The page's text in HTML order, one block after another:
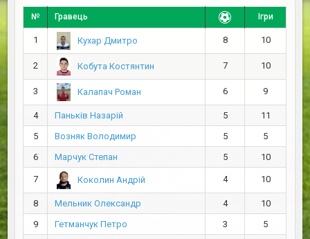
№ Гравець Ігри
1 Кухар Дмитро 8 10
2 Кобута Костянтин 7 10
3 Калапач Роман 6 9
4 Паньків Назарій 5
11
5
Возняк Володимир 5
5
6
Марчук Степан 5 10
7 Коколин Андрій 4 10
8 Мельник Олександр 4
10
9
Гетманчук Петро 3
5